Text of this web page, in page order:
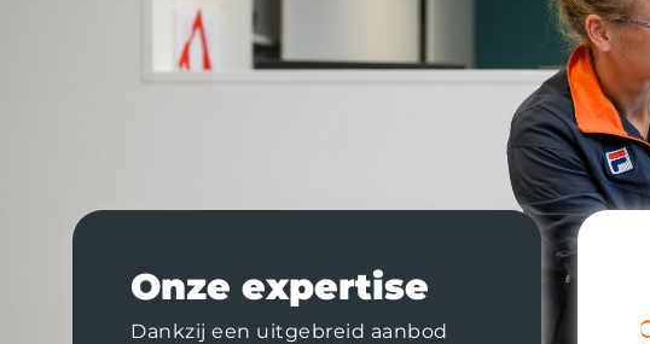
Onze expertise
Dankzij een uitgebreid aanbod